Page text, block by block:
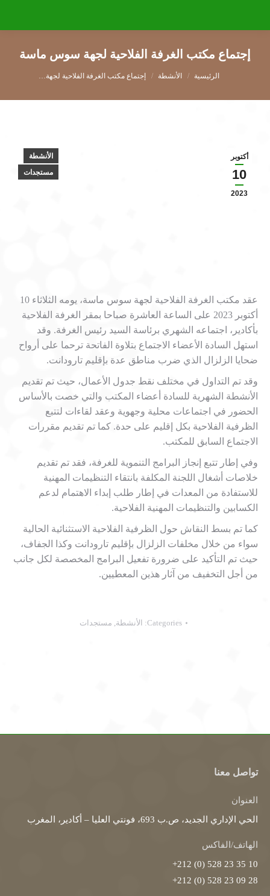
إجتماع مكتب الغرفة الفلاحية لجهة سوس ماسة
You are here: الأنشطة إجتماع مكتب الغرفة الفلاحية لجهة…
أكتوبر
10
2023
الأنشطة
مستجدات
عقد مكتب الغرفة الفلاحية لجهة سوس ماسة، يومه الثلاثاء 10
أكتوبر 2023 على الساعة العاشرة صباحا بمقر الغرفة الفلاحية
بأكادير، اجتماعه الشهري برئاسة السيد رئيس الغرفة. وقد
استهل السادة الأعضاء الاجتماع بتلاوة الفاتحة ترحما على أرواح
ضحايا الزلزال الذي ضرب مناطق عدة بإقليم تارودانت.
وقد تم التداول في مختلف نقط جدول الأعمال، حيث تم تقديم
الأنشطة الشهرية للسادة أعضاء المكتب والتي خصت بالأساس
الحضور في اجتماعات محلية وجهوية وعقد لقاءات لتتبع
الظرفية الفلاحية بكل إقليم على حدة. كما تم تقديم مقررات
الاجتماع السابق للمكتب.
وفي إطار تتبع إنجاز البرامج التنموية للغرفة، فقد تم تقديم
خلاصات أشغال اللجنة المكلفة بانتقاء التنظيمات المهنية
للاستفادة من المعدات في إطار طلب إبداء الاهتمام لدعم
الكسابين والتنظيمات المهنية الفلاحية.
كما تم بسط النقاش حول الظرفية الفلاحية الاستثنائية الحالية
سواء من خلال مخلفات الزلزال بإقليم تارودانت وكذا الجفاف،
حيث تم التأكيد على ضرورة تفعيل البرامج المخصصة لكل جانب
من أجل التخفيف من آثار هذين المعطيين.
Categories: الأنشطة, مستجدات
تواصل معنا
العنوان
الحي الإداري الجديد، ص.ب 693، فونتي العليا – أكادير، المغرب
الهاتف/الفاكس
10 35 23 528 (0) 212+
28 09 23 528 (0) 212+